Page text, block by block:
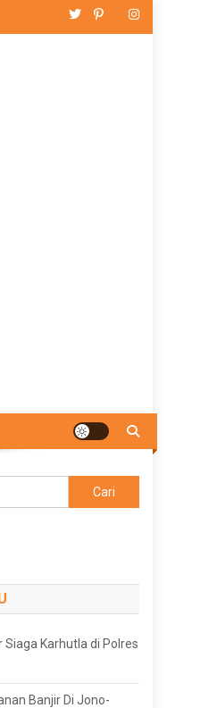
untuk:
Siaga Karhutla di Polres
Banjir Di Jono-